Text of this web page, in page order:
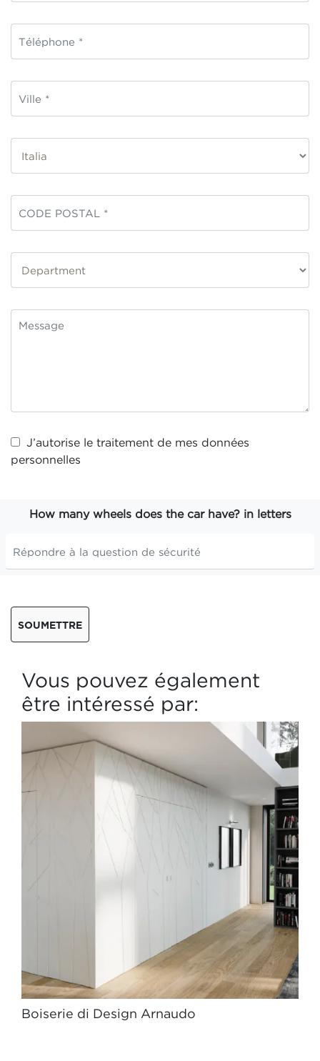
J’autorise le traitement de mes données
personnelles
How many wheels does the car have? in letters
SOUMETTRE
Vous pouvez également
être intéressé par:
Boiserie di Design Arnaudo